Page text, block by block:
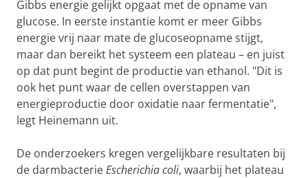
Gibbs energie gelijkt opgaat met de opname van
glucose. In eerste instantie komt er meer Gibbs
energie vrij naar mate de glucoseopname stijgt,
maar dan bereikt het systeem een plateau – en juist
op dat punt begint de productie van ethanol. "Dit is
ook het punt waar de cellen overstappen van
energieproductie door oxidatie naar fermentatie",
legt Heinemann uit.
De onderzoekers kregen vergelijkbare resultaten bij
de darmbacterieEscherichia coli, waarbij het plateau